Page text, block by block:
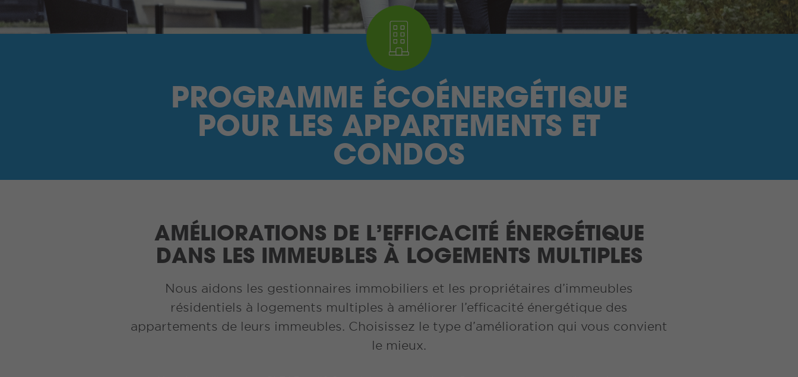
PROGRAMME ÉCOÉNERGÉTIQUE
POUR LES APPARTEMENTS ET
CONDOS
AMÉLIORATIONS DE L’EFFICACITÉ ÉNERGÉTIQUE
DANS LES IMMEUBLES À LOGEMENTS MULTIPLES
Nous aidons les gestionnaires immobiliers et les propriétaires d’immeubles
résidentiels à logements multiples à améliorer l’efficacité énergétique des
appartements de leurs immeubles. Choisissez le type d’amélioration qui vous convient
le mieux.